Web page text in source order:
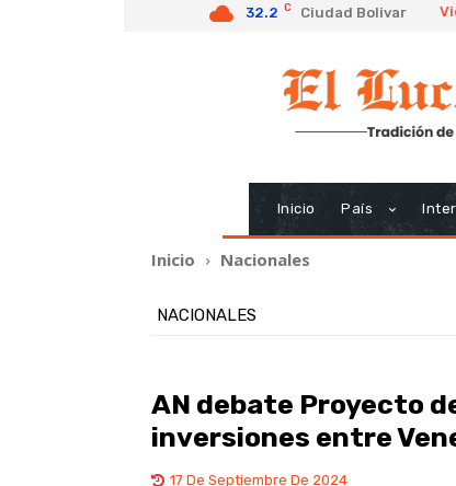
32.2 C Ciudad Bolivar
Inicio País
Inicio Nacionales
NACIONALES
AN debate Proyecto
inversiones entre
17 De Septiembre De 2024